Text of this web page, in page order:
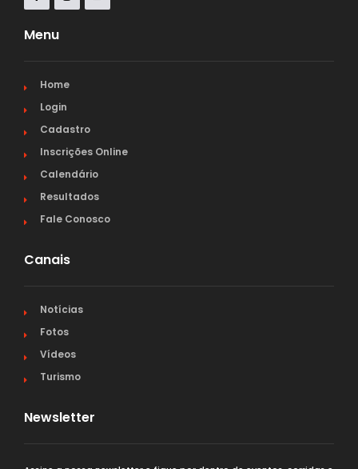
Menu
Home
Login
Cadastro
Inscrições Online
Calendário
Resultados
Fale Conosco
Canais
Notícias
Fotos
Vídeos
Turismo
Newsletter